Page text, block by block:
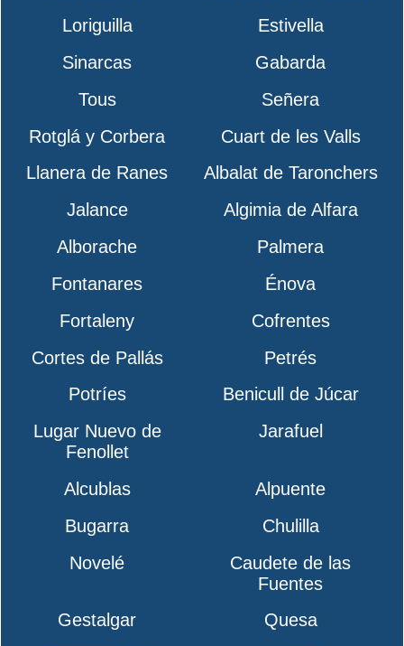
Loriguilla
Estivella
Sinarcas
Gabarda
Tous
Señera
Rotglá y Corbera
Cuart de les Valls
Llanera de Ranes
Albalat de Taronchers
Jalance
Algimia de Alfara
Alborache
Palmera
Fontanares
Énova
Fortaleny
Cofrentes
Cortes de Pallás
Petrés
Potríes
Benicull de Júcar
Lugar Nuevo de
Fenollet
Jarafuel
Alcublas
Alpuente
Bugarra
Chulilla
Novelé
Caudete de las
Fuentes
Gestalgar
Quesa